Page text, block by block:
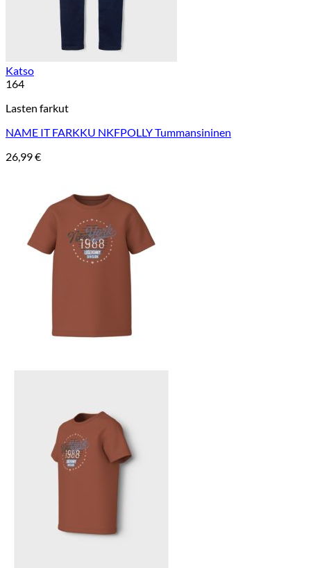
Katso
164
Lasten farkut
NAME IT FARKKU NKFPOLLY Tummansininen
26,99€